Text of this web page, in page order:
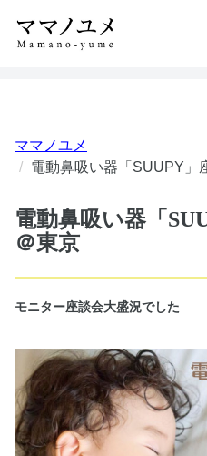
ママノユメ
電動鼻吸い器「SUUPY」
電動鼻吸い器「
＠東京
モニター座談会大盛況でした